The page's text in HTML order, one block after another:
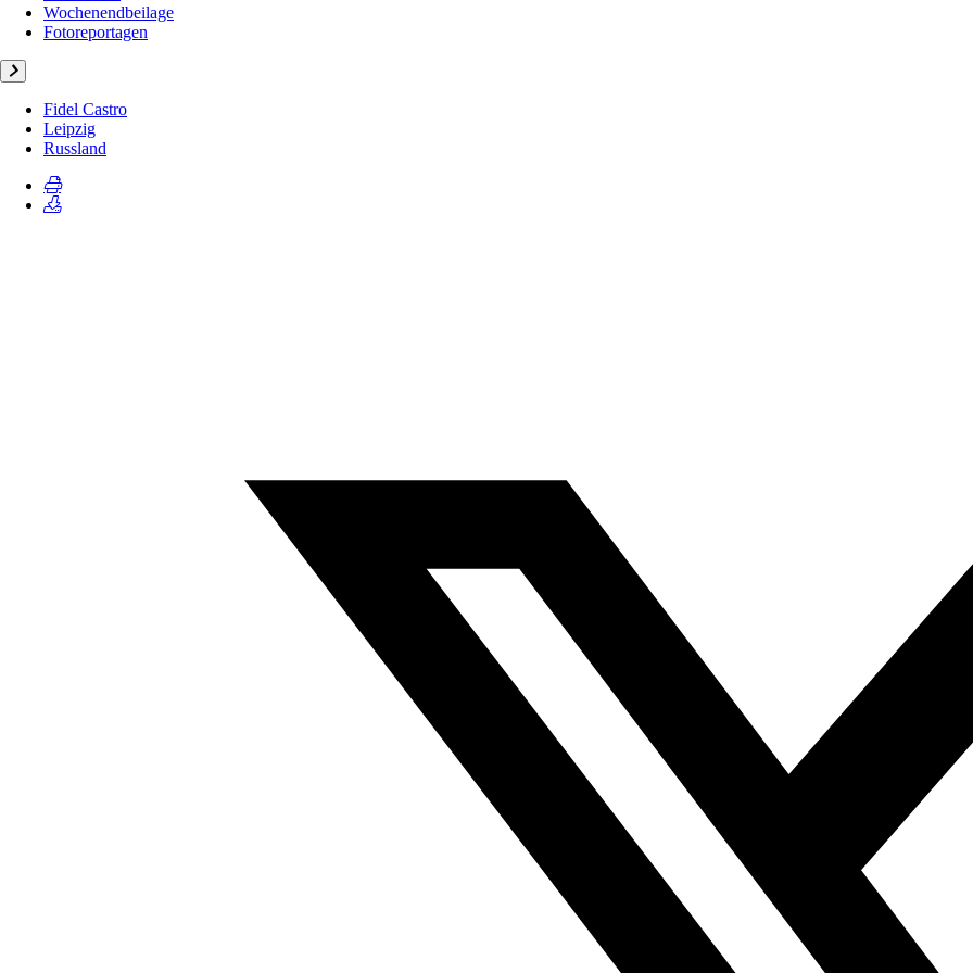
Wochenendbeilage
Fotoreportagen
Fidel Castro
Leipzig
Russland